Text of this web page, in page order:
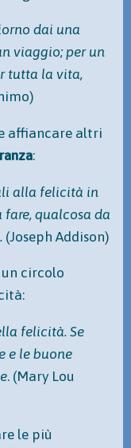
dai una
viaggio; per un
tutta la vita,
affiancare altri
:
alla felicità in
qualcosa da
(Joseph Addison)
circolo
felicità. Se
e le buone
. (Mary Lou
le più